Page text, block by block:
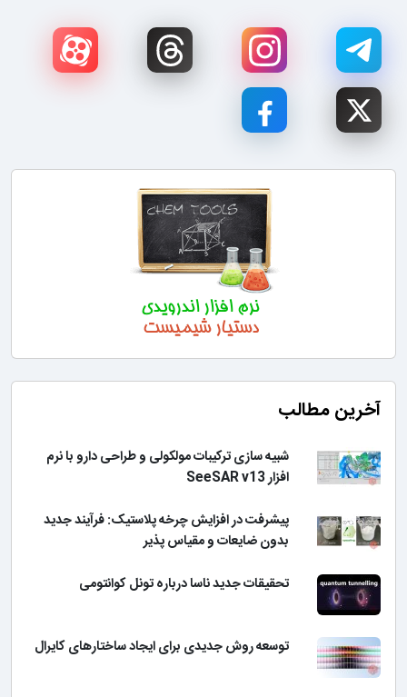
آخرین مطالب
شبیه سازی ترکیبات مولکولی و طراحی دارو با نرم
افزار SeeSAR v13
پیشرفت در افزایش چرخه پلاستیک: فرآیند جدید
بدون ضایعات و مقیاس پذیر
تحقیقات جدید ناسا درباره تونل کوانتومی
توسعه روش جدیدی برای ایجاد ساختارهای کایرال